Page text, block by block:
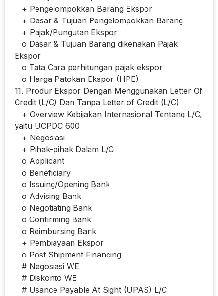
+ Pengelompokkan Barang Ekspor
+ Dasar & Tujuan Pengelompokkan Barang
+ Pajak/Pungutan Ekspor
o Dasar & Tujuan Barang dikenakan Pajak
Ekspor
o Tata Cara perhitungan pajak ekspor
o Harga Patokan Ekspor (HPE)
11. Produr Ekspor Dengan Menggunakan Letter Of
Credit (L/C) Dan Tanpa Letter of Credit (L/C)
+ Overview Kebijakan Internasional Tentang L/C,
yaitu UCPDC 600
+ Negosiasi
+ Pihak-pihak Dalam L/C
o Applicant
o Beneficiary
o Issuing/Opening Bank
o Advising Bank
o Negotiating Bank
o Confirming Bank
o Reimbursing Bank
+ Pembiayaan Ekspor
o Post Shipment Financing
# Negosiasi WE
# Diskonto WE
# Usance Payable At Sight (UPAS) L/C